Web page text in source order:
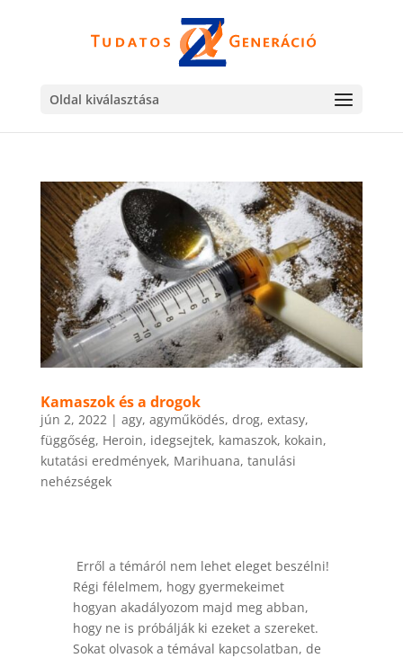
Oldal kiválasztása
Kamaszok és a drogok
jún 2, 2022| agy, agyműködés, drog, extasy,
függőség, Heroin, idegsejtek, kamaszok, kokain,
kutatási eredmények, Marihuana, tanulási
nehézségek
Erről a témáról nem lehet eleget beszélni!
Régi félelmem, hogy gyermekeimet
hogyan akadályozom majd meg abban,
hogy ne is próbálják ki ezeket a szereket.
Sokat olvasok a témával kapcsolatban, de